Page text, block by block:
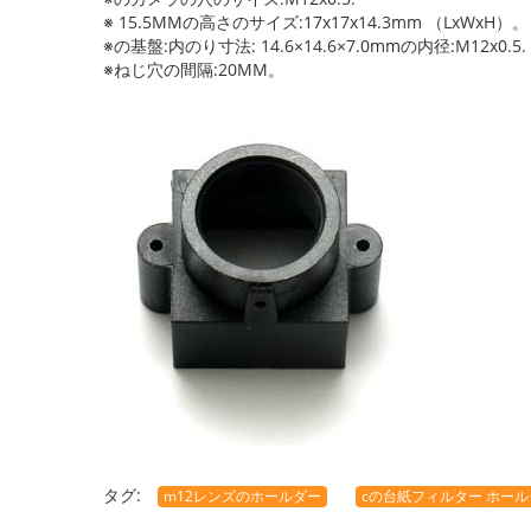
※ 15.5MMの高さのサイズ:17x17x14.3mm （LxWxH）。
※の基盤:内のり寸法: 14.6×14.6×7.0mmの内径:M12x0.5.
※ねじ穴の間隔:20MM。
タグ: m12レンズのホールダー cの台紙フィルター ホー